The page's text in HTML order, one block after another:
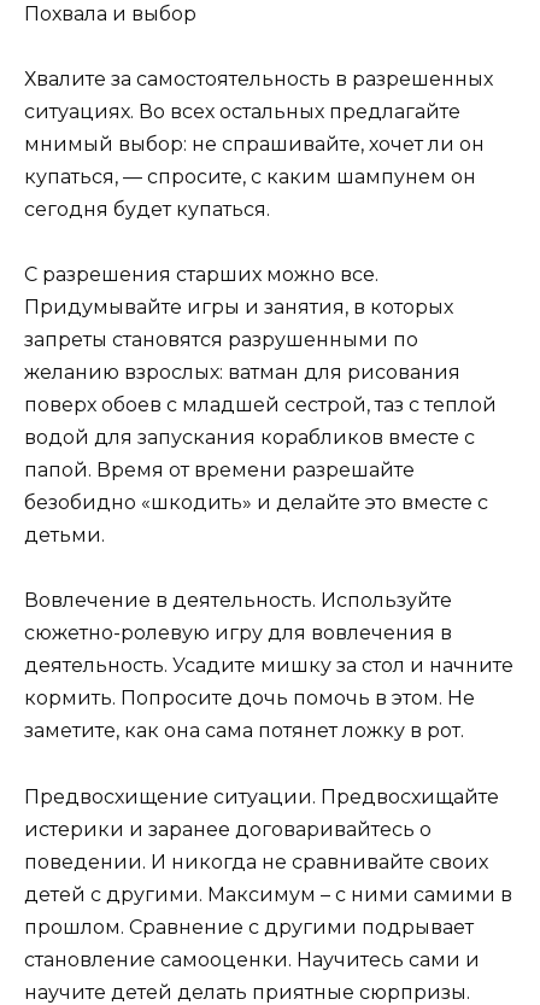
Похвала и выбор
Хвалите за самостоятельность в разрешенных
ситуациях. Во всех остальных предлагайте
мнимый выбор: не спрашивайте, хочет ли он
купаться, — спросите, с каким шампунем он
сегодня будет купаться.
С разрешения старших можно все.
Придумывайте игры и занятия, в которых
запреты становятся разрушенными по
желанию взрослых: ватман для рисования
поверх обоев с младшей сестрой, таз с теплой
водой для запускания корабликов вместе с
папой. Время от времени разрешайте
безобидно «шкодить» и делайте это вместе с
детьми.
Вовлечение в деятельность. Используйте
сюжетно-ролевую игру для вовлечения в
деятельность. Усадите мишку за стол и начните
кормить. Попросите дочь помочь в этом. Не
заметите, как она сама потянет ложку в рот.
Предвосхищение ситуации. Предвосхищайте
истерики и заранее договаривайтесь о
поведении. И никогда не сравнивайте своих
детей с другими. Максимум – с ними самими в
прошлом. Сравнение с другими подрывает
становление самооценки. Научитесь сами и
научите детей делать приятные сюрпризы.